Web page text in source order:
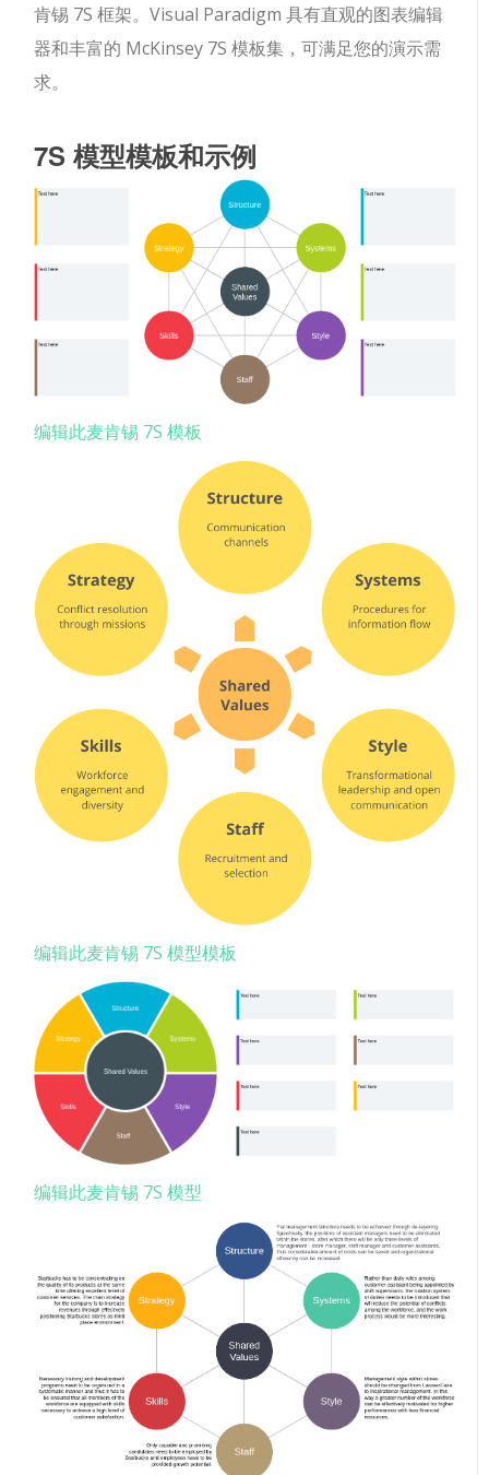
肯锡 7S 框架。Visual Paradigm 具有直观的图表编辑
器和丰富的 McKinsey 7S 模板集，可满足您的演示需
求。
7S 模型模板和示例
编辑此麦肯锡 7S 模板
编辑此麦肯锡 7S 模型模板
编辑此麦肯锡 7S 模型